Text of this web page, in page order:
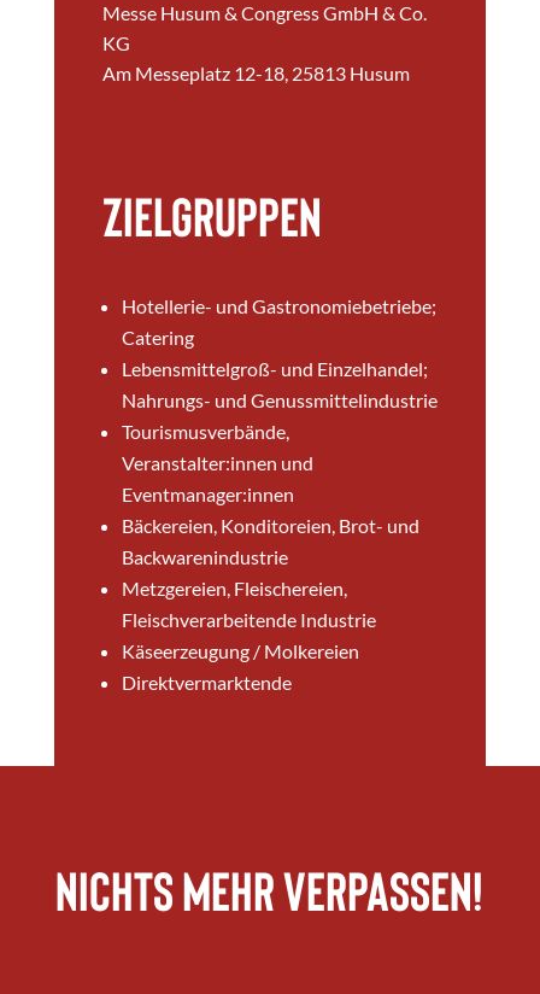
Messe Husum & Congress GmbH & Co.
KG
Am Messeplatz 12-18, 25813 Husum
Zielgruppen
Hotellerie- und Gastronomiebetriebe;
Catering
Lebensmittelgroß- und Einzelhandel;
Nahrungs- und Genussmittelindustrie
Tourismusverbände,
Veranstalter:innen und
Eventmanager:innen
Bäckereien, Konditoreien, Brot- und
Backwarenindustrie
Metzgereien, Fleischereien,
Fleischverarbeitende Industrie
Käseerzeugung / Molkereien
Direktvermarktende
Nichts mehr verpassen!